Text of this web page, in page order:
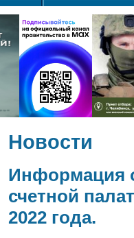
Новости
Информация
счетной
2022 года.